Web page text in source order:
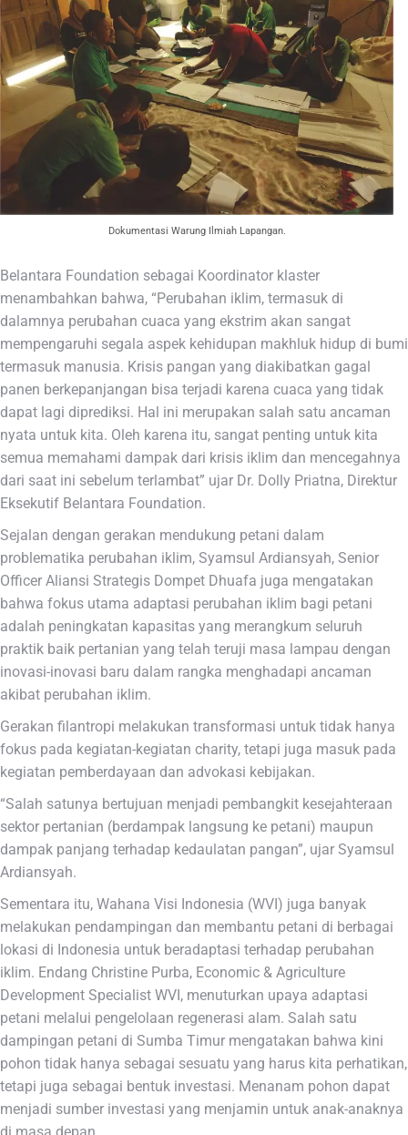
Dokumentasi Warung Ilmiah Lapangan.
Belantara Foundation sebagai Koordinator klaster
menambahkan bahwa, “Perubahan iklim, termasuk di
dalamnya perubahan cuaca yang ekstrim akan sangat
mempengaruhi segala aspek kehidupan makhluk hidup di bumi
termasuk manusia. Krisis pangan yang diakibatkan gagal
panen berkepanjangan bisa terjadi karena cuaca yang tidak
dapat lagi diprediksi. Hal ini merupakan salah satu ancaman
nyata untuk kita. Oleh karena itu, sangat penting untuk kita
semua memahami dampak dari krisis iklim dan mencegahnya
dari saat ini sebelum terlambat” ujar Dr. Dolly Priatna, Direktur
Eksekutif Belantara Foundation.
Sejalan dengan gerakan mendukung petani dalam
problematika perubahan iklim, Syamsul Ardiansyah, Senior
Officer Aliansi Strategis Dompet Dhuafa juga mengatakan
bahwa fokus utama adaptasi perubahan iklim bagi petani
adalah peningkatan kapasitas yang merangkum seluruh
praktik baik pertanian yang telah teruji masa lampau dengan
inovasi-inovasi baru dalam rangka menghadapi ancaman
akibat perubahan iklim.
Gerakan filantropi melakukan transformasi untuk tidak hanya
fokus pada kegiatan-kegiatan charity, tetapi juga masuk pada
kegiatan pemberdayaan dan advokasi kebijakan.
“Salah satunya bertujuan menjadi pembangkit kesejahteraan
sektor pertanian (berdampak langsung ke petani) maupun
dampak panjang terhadap kedaulatan pangan”, ujar Syamsul
Ardiansyah.
Sementara itu, Wahana Visi Indonesia (WVI) juga banyak
melakukan pendampingan dan membantu petani di berbagai
lokasi di Indonesia untuk beradaptasi terhadap perubahan
iklim. Endang Christine Purba, Economic & Agriculture
Development Specialist WVI, menuturkan upaya adaptasi
petani melalui pengelolaan regenerasi alam. Salah satu
dampingan petani di Sumba Timur mengatakan bahwa kini
pohon tidak hanya sebagai sesuatu yang harus kita perhatikan,
tetapi juga sebagai bentuk investasi. Menanam pohon dapat
menjadi sumber investasi yang menjamin untuk anak-anaknya